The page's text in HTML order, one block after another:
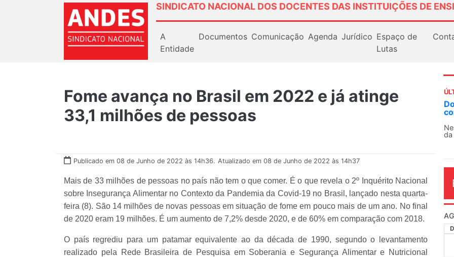
SINDICATO NACIONAL DOS DOCENTES DAS INSTITUIÇÕES DE
A
Entidade
Documentos Comunicação Agenda Jurídico Espaço de
Lutas
Fome avança no Brasil em 2022 e já atinge
33,1 milhões de pessoas
Publicado em 08 de Junho de 2022 às 14h36. Atualizado em 08 de Junho de 2022 às 14h37
Mais de 33 milhões de pessoas no país não tem o que comer. É o que revela o 2º Inquérito Nacional
sobre Insegurança Alimentar no Contexto da Pandemia da Covid-19 no Brasil, lançado nesta quarta-
feira (8). São 14 milhões de novas pessoas em situação de fome em pouco mais de um ano. No final
de 2020 eram 19 milhões. É um aumento de 7,2% desde 2020, e de 60% em comparação com 2018.
O país regrediu para um patamar equivalente ao da década de 1990, segundo o levantamento
realizado pela Rede Brasileira de Pesquisa em Soberania e Segurança Alimentar e Nutricional
Docentes paralisam novamente as
contra as políticas de Milei na
Nessa segunda-feira (3), sindicatos de
da educação superior e básica da Argentina...